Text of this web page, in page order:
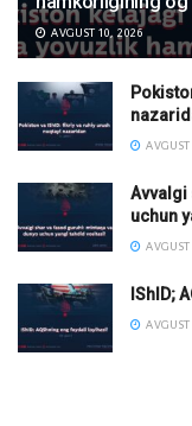
AVGUST 10, 2026
Avvalgi
uchun
IShID;